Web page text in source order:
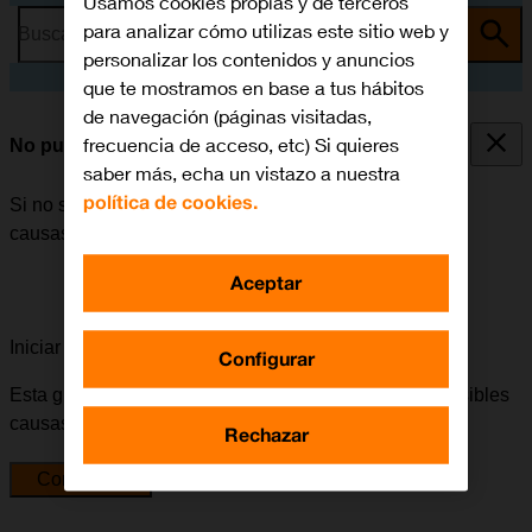
Busca por problema o tema
No puedo encender mi móvil
Si no se puede encender el móvil, puede haber varias
causas posibles al problema.
Iniciar la guía para solucionar tu problema
Esta guía te va a conducir a través de una serie de posibles
causas y soluciones al problema.
Comenzar
para analizar cómo utilizas este sitio web y
personalizar los contenidos y anuncios
que te mostramos en base a tus hábitos
de navegación (páginas visitadas,
frecuencia de acceso, etc) Si quieres
saber más, echa un vistazo a nuestra
política de cookies.
Configurar
Rechazar
Aceptar